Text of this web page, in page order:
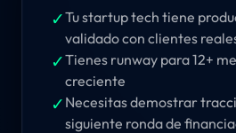
✓Tu startup tech tiene
validado con clientes
✓Tienes runway para 12+
creciente
✓ Necesitas demostrar
siguiente ronda de